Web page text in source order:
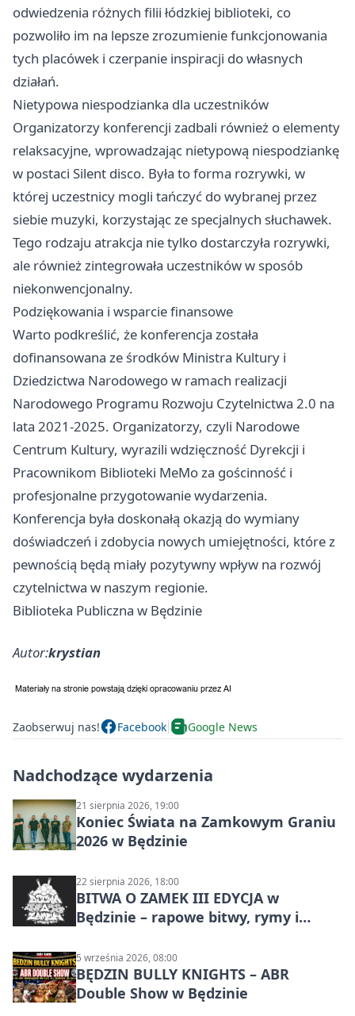
odwiedzenia różnych filii łódzkiej biblioteki, co
pozwoliło im na lepsze zrozumienie funkcjonowania
tych placówek i czerpanie inspiracji do własnych
działań.
Nietypowa niespodzianka dla uczestników
Organizatorzy konferencji zadbali również o elementy
relaksacyjne, wprowadzając nietypową niespodziankę
w postaci Silent disco. Była to forma rozrywki, w
której uczestnicy mogli tańczyć do wybranej przez
siebie muzyki, korzystając ze specjalnych słuchawek.
Tego rodzaju atrakcja nie tylko dostarczyła rozrywki,
ale również zintegrowała uczestników w sposób
niekonwencjonalny.
Podziękowania i wsparcie finansowe
Warto podkreślić, że konferencja została
dofinansowana ze środków Ministra Kultury i
Dziedzictwa Narodowego w ramach realizacji
Narodowego Programu Rozwoju Czytelnictwa 2.0 na
lata 2021-2025. Organizatorzy, czyli Narodowe
Centrum Kultury, wyrazili wdzięczność Dyrekcji i
Pracownikom Biblioteki MeMo za gościnność i
profesjonalne przygotowanie wydarzenia.
Konferencja była doskonałą okazją do wymiany
doświadczeń i zdobycia nowych umiejętności, które z
pewnością będą miały pozytywny wpływ na rozwój
czytelnictwa w naszym regionie.
Biblioteka Publiczna w Będzinie
Autor:krystian
Zaobserwuj nas! Facebook Google News
Nadchodzące wydarzenia
21 sierpnia 2026, 19:00
Koniec Świata na Zamkowym Graniu
2026 w Będzinie
22 sierpnia 2026, 18:00
BITWA O ZAMEK III EDYCJA w
Będzinie – rapowe bitwy, rymy i
5 września 2026, 08:00
BĘDZIN BULLY KNIGHTS – ABR
Double Show w Będzinie